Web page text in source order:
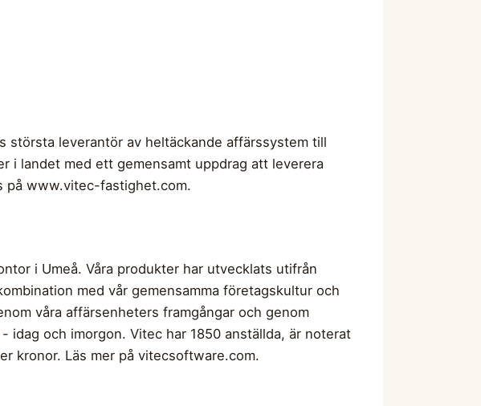
största leverantör av heltäckande affärssystem till
i landet med ett gemensamt uppdrag att leverera
på www.vitec-fastighet.com.
i Umeå. Våra produkter har utvecklats utifrån
med vår gemensamma företagskultur och
våra affärsenheters framgångar och genom
och imorgon. Vitec har 1850 anställda, är noterat
kronor. Läs mer på vitecsoftware.com.